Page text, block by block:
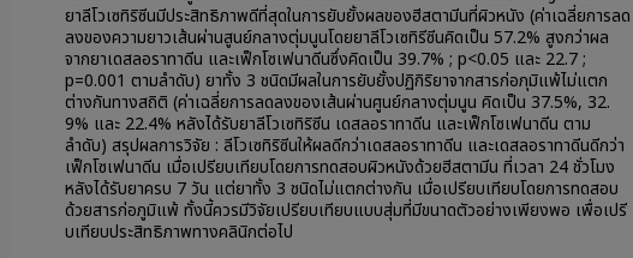
ยาลีโวเซทิริซีนมีประสิทธิภาพดีที่สุดในการยับยั้งผลของฮีสตามีนที่ผิวหนัง (ค่าเฉลี่ยการลด
ลงของความยาวเส้นผ่านสูนย์กลางตุ่มนูนโดยยาลีโวเซทิรีซีนคิดเป็น 57.2% สูงกว่าผล
จากยาเดสลอราทาดีน และเฟ็กโซเฟนาดีนซึ่งคิดเป็น 39.7% ; p<0.05 และ 22.7 ;
p=0.001 ตามลำดับ) ยาทั้ง 3 ชนิดมีผลในการยับยั้งปฏิกิริยาจากสารก่อภุมิแพ้ไม่แตก
ต่างกันทางสถิติ (ค่าเฉลี่ยการลดลงของเส้นผ่านศูนย์กลางตุ่มนูน คิดเป็น 37.5%, 32.
9% และ 22.4% หลังได้รับยาลีโวเซทิริซีน เดสลอราทาดีน และเฟ็กโซเฟนาดีน ตาม
ลำดับ) สรุปผลการวิจัย : ลีโวเซทิริซีนให้ผลดีกว่าเดสลอราทาดีน และเดสลอราทาดีนดีกว่า
เฟ็กโซเฟนาดีน เมื่อเปรียบเทียบโดยการทดสอบผิวหนังด้วยฮีสตามีน ที่เวลา 24 ชั่วโมง
หลังได้รับยาครบ 7 วัน แต่ยาทั้ง 3 ชนิดไม่แตกต่างกัน เมื่อเปรียบเทียบโดยการทดสอบ
ด้วยสารก่อภูมิแพ้ ทั้งนี้ควรมีวิจัยเปรียบเทียบแบบสุ่มที่มีขนาดตัวอย่างเพียงพอ เพื่อเปรี
บเทียบประสิทธิภาพทางคลินิกต่อไป